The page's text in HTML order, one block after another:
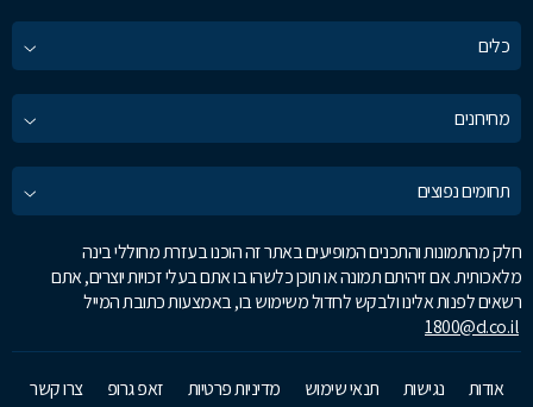
כלים
מחירונים
תחומים נפוצים
חלק מהתמונות והתכנים המופיעים באתר זה הוכנו בעזרת מחוללי בינה
מלאכותית. אם זיהיתם תמונה או תוכן כלשהו בו אתם בעלי זכויות יוצרים, אתם
רשאים לפנות אלינו ולבקש לחדול משימוש בו, באמצעות כתובת המייל
1800@d.co.il
אודות נגישות תנאי שימוש מדיניות פרטיות זאפ גרופ צרו קשר